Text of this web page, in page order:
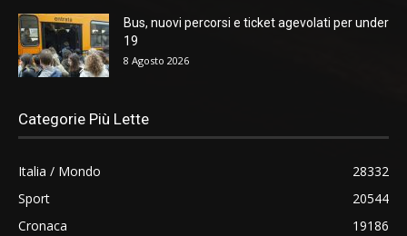
Bus, nuovi percorsi e ticket agevolati per under
19
8 Agosto 2026
Categorie Più Lette
Italia / Mondo
28332
Sport
20544
Cronaca
19186